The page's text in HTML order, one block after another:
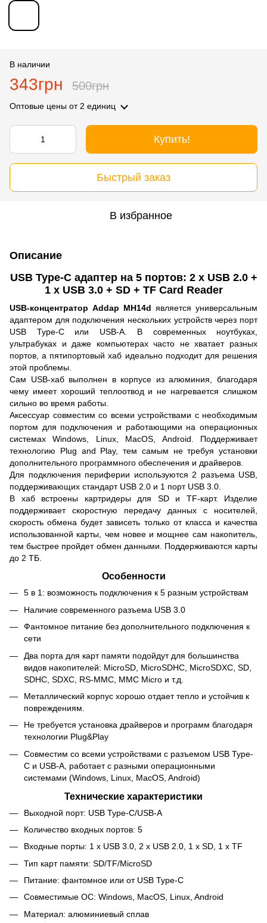
В наличии
343грн 500грн
Оптовые цены от 2 единиц
Купить!
Быстрый заказ
В избранное
Описание
USB Type-C адаптер на 5 портов: 2 х USB 2.0 +
1 х USB 3.0 + SD + TF Card Reader
USB-концентратор Addap MH14d является универсальным
адаптером для подключения нескольких устройств через порт
USB Type-C или USB-A. В современных ноутбуках,
ультрабуках и даже компьютерах часто не хватает разных
портов, а пятипортовый хаб идеально подходит для решения
этой проблемы.
Сам USB-хаб выполнен в корпусе из алюминия, благодаря
чему имеет хороший теплоотвод и не нагревается слишком
сильно во время работы.
Аксессуар совместим со всеми устройствами с необходимым
портом для подключения и работающими на операционных
системах Windows, Linux, MacOS, Android. Поддерживает
технологию Plug and Play, тем самым не требуя установки
дополнительного программного обеспечения и драйверов.
Для подключения периферии используются 2 разъема USB,
поддерживающих стандарт USB 2.0 и 1 порт USB 3.0.
В хаб встроены картридеры для SD и TF-карт. Изделие
поддерживает скоростную передачу данных с носителей,
скорость обмена будет зависеть только от класса и качества
использованной карты, чем новее и мощнее сам накопитель,
тем быстрее пройдет обмен данными. Поддерживаются карты
до 2 ТБ.
Особенности
5 в 1: возможность подключения к 5 разным устройствам
Наличие современного разъема USB 3.0
Фантомное питание без дополнительного подключения к
сети
Два порта для карт памяти подойдут для большинства
видов накопителей: MicroSD, MicroSDHC, MicroSDXC, SD,
SDHC, SDXC, RS-MMC, MMC Micro и т.д.
Металлический корпус хорошо отдает тепло и устойчив к
повреждениям.
Не требуется установка драйверов и программ благодаря
технологии Plug&Play
Совместим со всеми устройствами с разъемом USB Type-
C и USB-A, работает с разными операционными
системами (Windows, Linux, MacOS, Android)
Технические характеристики
Выходной порт: USB Type-C/USB-A
Количество входных портов: 5
Входные порты: 1 x USB 3.0, 2 x USB 2.0, 1 x SD, 1 x TF
Тип карт памяти: SD/TF/MicroSD
Питание: фантомное или от USB Type-C
Совместимые ОС: Windows, MacOS, Linux, Android
Материал: алюминиевый сплав